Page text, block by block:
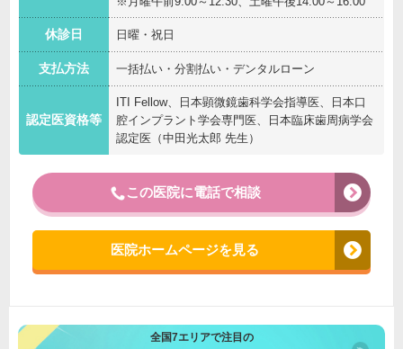
休診日 日曜・祝日
支払方法 一括払い・分割払い・デンタルローン
認定医資格等
ITI Fellow、日本顕微鏡歯科学会指導医、日本口
腔インプラント学会専門医、日本臨床歯周病学会
認定医（中田光太郎 先生）
この医院に電話で相談
医院ホームページを見る
全国7エリアで注目の